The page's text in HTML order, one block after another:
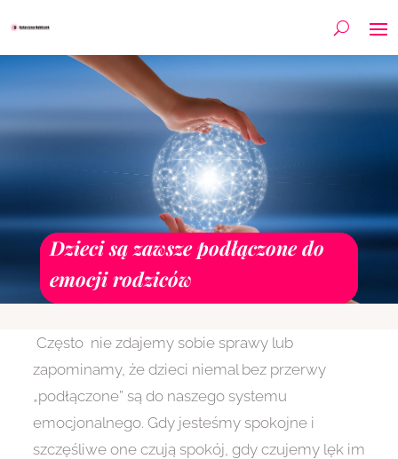
Dzieci są zawsze podłączone do
emocji rodziców
Często nie zdajemy sobie sprawy lub
zapominamy, że dzieci niemal bez przerwy
„podłączone” są do naszego systemu
emocjonalnego. Gdy jesteśmy spokojne i
szczęśliwe one czują spokój, gdy czujemy lęk im